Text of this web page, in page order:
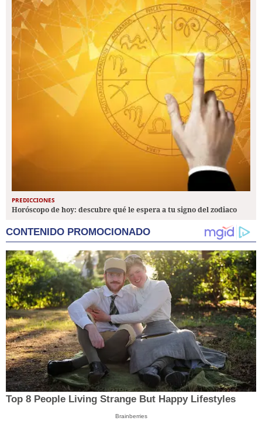
PREDICCIONES
Horóscopo de hoy: descubre qué le espera a tu signo del zodiaco
CONTENIDO PROMOCIONADO
Top 8 People Living Strange But Happy Lifestyles
Brainberries